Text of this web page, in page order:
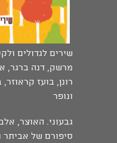
שירים לגדולים
מרשק, דנה ברגר,
רונן, בועז קראוזר,
ונופר
סיפורם של אביתר